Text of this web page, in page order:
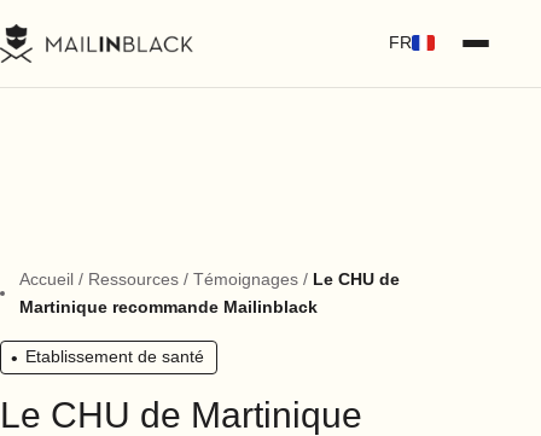
FR
Accueil / Ressources / Témoignages / Le CHU de
Martinique recommande Mailinblack
Etablissement de santé
Le CHU de Martinique